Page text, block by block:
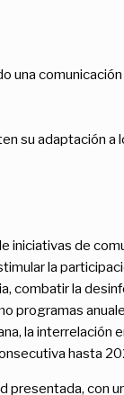
una
su adaptación
iniciativas de
la
combatir la
programas
la interrelación
hasta
presentada, con